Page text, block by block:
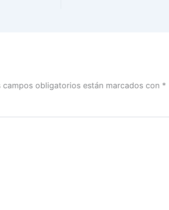
campos obligatorios están marcados con *